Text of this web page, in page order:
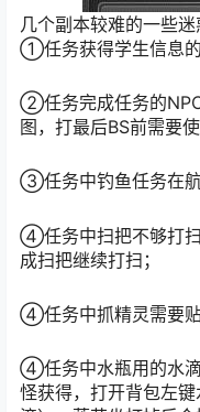
几个副本较难的一些迷
①任务获得学生信息的
②任务完成任务的
图，打最后BS前需要
③任务中钓鱼任务在航
④任务中扫把不够打
成扫把继续打扫；
④任务中抓精灵需要贴
④任务中水瓶用的水
怪获得，打开背包左